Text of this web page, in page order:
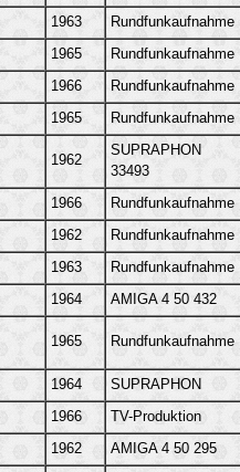
1963 Rundfunkaufnahme
1965 Rundfunkaufnahme
1966 Rundfunkaufnahme
1965 Rundfunkaufnahme
1962
SUPRAPHON
33493
1966 Rundfunkaufnahme
1962 Rundfunkaufnahme
1963 Rundfunkaufnahme
1964 AMIGA 4 50 432
1965 Rundfunkaufnahme
1964 SUPRAPHON
1966 TV-Produktion
1962 AMIGA 4 50 295